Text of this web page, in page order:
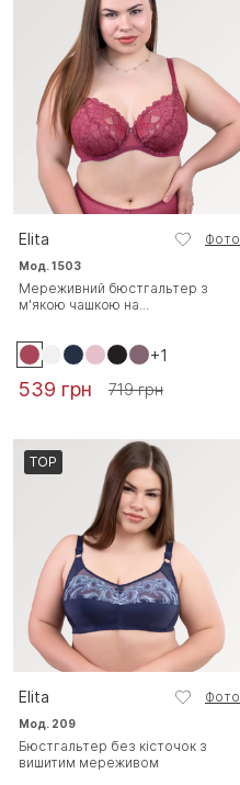
Elita Фото
Мод. 1503
Мереживний бюстгальтер з
м'якою чашкою на...
+1
539 грн 719 грн
TOP
Elita Фото
Мод. 209
Бюстгальтер без кісточок з
вишитим мереживом